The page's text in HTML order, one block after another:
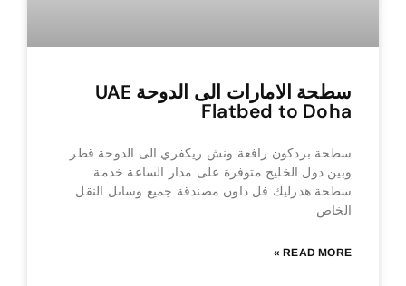
سطحة الامارات الى الدوحة UAE
Flatbed to Doha
سطحة بردكون رافعة ونش ريكفري الى الدوحة قطر
وبين دول الخليج متوفرة على مدار الساعة خدمة
سطحة هدرليك فل داون مصندقة جميع وساىل النقل
الخاص
READ MORE »